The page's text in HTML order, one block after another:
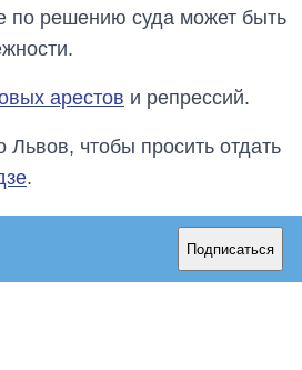
по решению суда может быть
арестов и репрессий.
чтобы просить отдать
.
Подписаться